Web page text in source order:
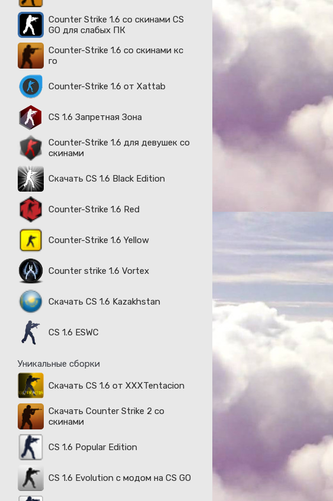
Counter Strike 1.6 со скинами CS
GO для слабых ПК
Counter-Strike 1.6 со скинами кс
го
Counter-Strike 1.6 от Xattab
CS 1.6 Запретная Зона
Counter-Strike 1.6 для девушек со
скинами
Скачать CS 1.6 Black Edition
Counter-Strike 1.6 Red
Counter-Strike 1.6 Yellow
Counter strike 1.6 Vortex
Скачать CS 1.6 Kazakhstan
CS 1.6 ESWC
Уникальные сборки
Скачать CS 1.6 от XXXTentacion
Скачать Counter Strike 2 со
скинами
CS 1.6 Popular Edition
CS 1.6 Evolution с модом на CS GO